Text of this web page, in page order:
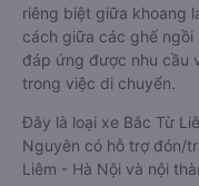
riêng biệt giữa khoang
cách giữa các ghế ngồi
đáp ứng được nhu cầu
trong việc di chuyển.
Đây là loại xe Bắc Từ
Nguyên có hỗ trợ đón/
Liêm - Hà Nội và nội